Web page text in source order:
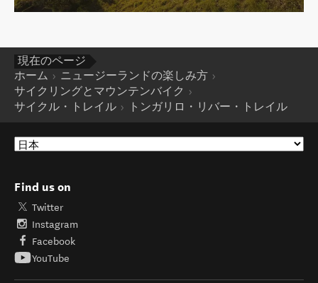
現在のページ
ホーム
ニュージーランドの楽しみ方
サイクリングとマウンテンバイク
サイクル・トレイル
トンガリロ・リバー・トレイル
Find us on
Twitter
Instagram
Facebook
YouTube